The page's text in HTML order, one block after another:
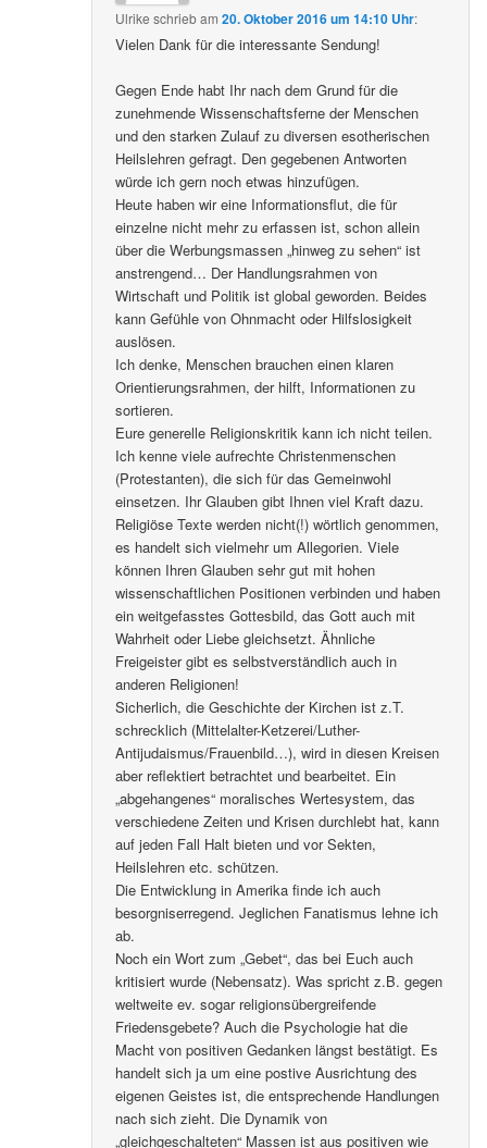
Ulrike schriebam20. Oktober 2016 um 14:10 Uhr:
Vielen Dank für die interessante Sendung!
Gegen Ende habt Ihr nach dem Grund für die
zunehmende Wissenschaftsferne der Menschen
und den starken Zulauf zu diversen esotherischen
Heilslehren gefragt. Den gegebenen Antworten
würde ich gern noch etwas hinzufügen.
Heute haben wir eine Informationsflut, die für
einzelne nicht mehr zu erfassen ist, schon allein
über die Werbungsmassen „hinweg zu sehen“ ist
anstrengend… Der Handlungsrahmen von
Wirtschaft und Politik ist global geworden. Beides
kann Gefühle von Ohnmacht oder Hilfslosigkeit
auslösen.
Ich denke, Menschen brauchen einen klaren
Orientierungsrahmen, der hilft, Informationen zu
sortieren.
Eure generelle Religionskritik kann ich nicht teilen.
Ich kenne viele aufrechte Christenmenschen
(Protestanten), die sich für das Gemeinwohl
einsetzen. Ihr Glauben gibt Ihnen viel Kraft dazu.
Religiöse Texte werden nicht(!) wörtlich genommen,
es handelt sich vielmehr um Allegorien. Viele
können Ihren Glauben sehr gut mit hohen
wissenschaftlichen Positionen verbinden und haben
ein weitgefasstes Gottesbild, das Gott auch mit
Wahrheit oder Liebe gleichsetzt. Ähnliche
Freigeister gibt es selbstverständlich auch in
anderen Religionen!
Sicherlich, die Geschichte der Kirchen ist z.T.
schrecklich (Mittelalter-Ketzerei/Luther-
Antijudaismus/Frauenbild…), wird in diesen Kreisen
aber reflektiert betrachtet und bearbeitet. Ein
„abgehangenes“ moralisches Wertesystem, das
verschiedene Zeiten und Krisen durchlebt hat, kann
auf jeden Fall Halt bieten und vor Sekten,
Heilslehren etc. schützen.
Die Entwicklung in Amerika finde ich auch
besorgniserregend. Jeglichen Fanatismus lehne ich
ab.
Noch ein Wort zum „Gebet“, das bei Euch auch
kritisiert wurde (Nebensatz). Was spricht z.B. gegen
weltweite ev. sogar religionsübergreifende
Friedensgebete? Auch die Psychologie hat die
Macht von positiven Gedanken längst bestätigt. Es
handelt sich ja um eine postive Ausrichtung des
eigenen Geistes ist, die entsprechende Handlungen
nach sich zieht. Die Dynamik von
„gleichgeschalteten“ Massen ist aus positiven wie